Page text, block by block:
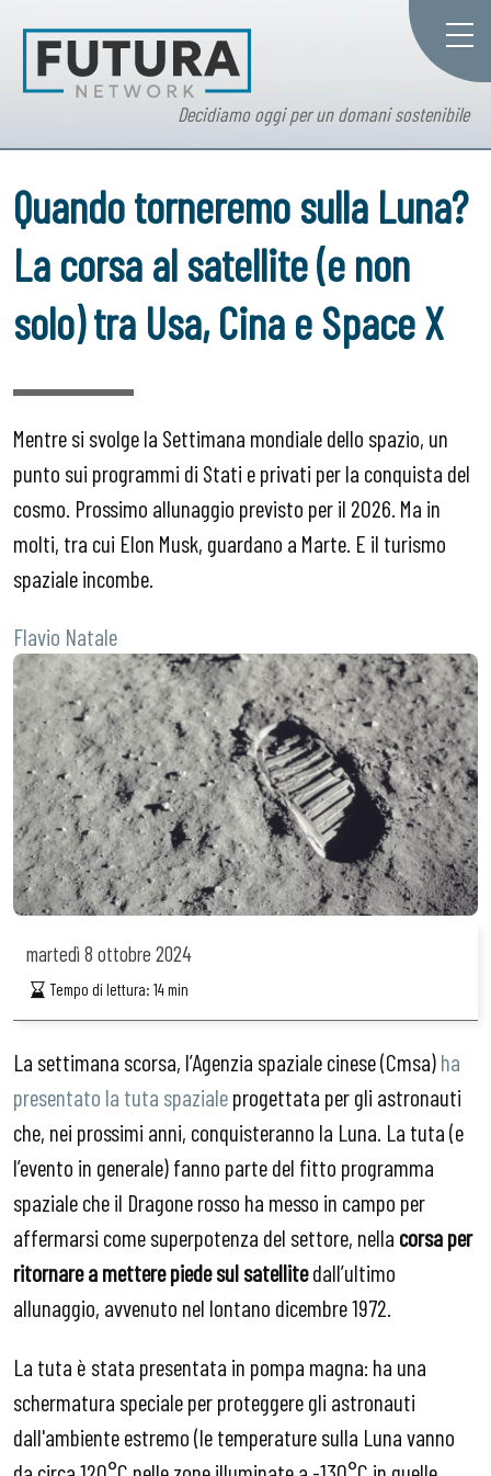
Decidiamo oggi per un domani sostenibile
Quando torneremo sulla Luna?
La corsa al satellite (e non
solo) tra Usa, Cina e Space X
Mentre si svolge la Settimana mondiale dello spazio, un
punto sui programmi di Stati e privati per la conquista del
cosmo. Prossimo allunaggio previsto per il 2026. Ma in
molti, tra cui Elon Musk, guardano a Marte. E il turismo
spaziale incombe.
Flavio Natale
martedì 8 ottobre 2024
Tempo di lettura:14min
La settimana scorsa, l’Agenzia spaziale cinese (Cmsa)ha
presentato la tuta spazialeprogettata per gli astronauti
che, nei prossimi anni, conquisteranno la Luna. La tuta (e
l’evento in generale) fanno parte del fitto programma
spaziale che il Dragone rosso ha messo in campo per
affermarsi come superpotenza del settore, nella corsa per
ritornare a mettere piede sul satellitedall’ultimo
allunaggio, avvenuto nel lontano dicembre 1972.
La tuta è stata presentata in pompa magna: ha una
schermatura speciale per proteggere gli astronauti
dall'ambiente estremo (le temperature sulla Luna vanno